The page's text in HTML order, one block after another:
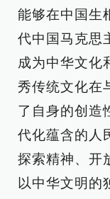
能够在中国生
代中国马克思
成为中华文化
秀传统文化在
了自身的创造
代化蕴含的人
探索精神、开
以中华文明的